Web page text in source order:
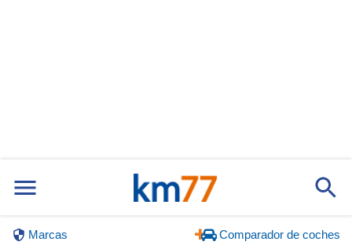
Marcas Comparador de coches